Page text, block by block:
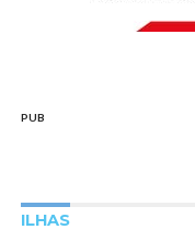
PUB
ILHAS